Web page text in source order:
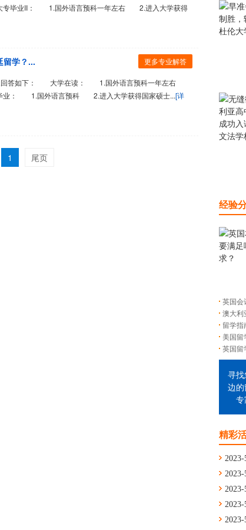
毕业II： 1.国外语言预科一年左右 2.进入大学获得
更多专业解答
留学？...
回答如下： 大学在读： 1.国外语言预科一年左右
： 1.国外语言预科 2.进入大学获得国家硕士...[详
1 尾页
经验
英国会
澳大利
留学
美国留
英国留
寻找
边的
专
精彩
2023-
2023-
通留
2023-
舟山
2023-
学
2023-